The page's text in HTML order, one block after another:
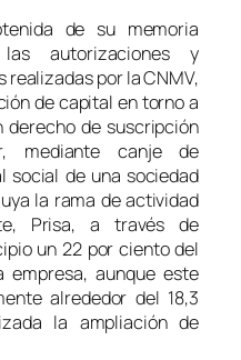
de su memoria
autorizaciones y
por la CNMV,
de capital en torno a
de suscripción
mediante canje de
social de una sociedad
la rama de actividad
Prisa, a través de
un 22 por ciento del
aunque este
alrededor del 18,3
la ampliación de